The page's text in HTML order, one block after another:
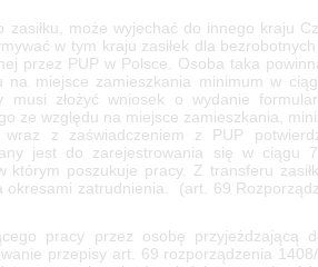
może wyjechać do innego kraju
w tym kraju zasiłek dla
przez PUP w Polsce. Osoba taka
na miejsce zamieszkania minimum w
musi złożyć wniosek o wydanie
ze względu na miejsce zamieszkania,
z zaświadczeniem z PUP
jest do zarejestrowania się w ciągu
poszukuje pracy. Z transferu
zatrudnienia. (art. 69
pracy przez osobę przyjeżdzającą
przepisy art. 69 rozporządzenia